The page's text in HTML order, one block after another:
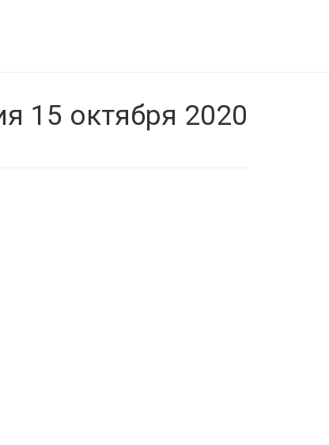
15 октября 2020